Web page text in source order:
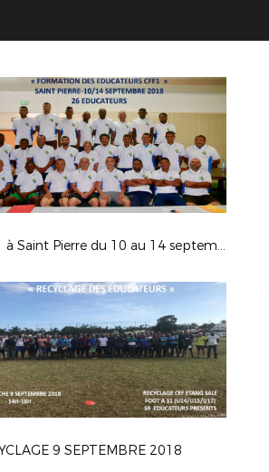
CFF1 à Saint Pierre du 10 au 14 septembre 2018
9 SEPTEMBRE 2018